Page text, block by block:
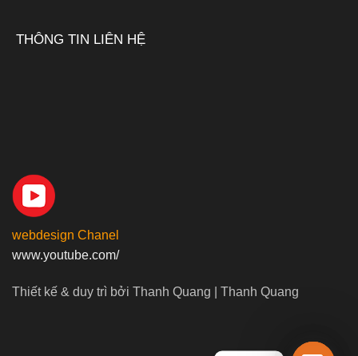
THÔNG TIN LIÊN HỆ
webdesign Chanel
www.youtube.com/
Thiết kế & duy trì bởi Thanh Quang | Thanh Quang